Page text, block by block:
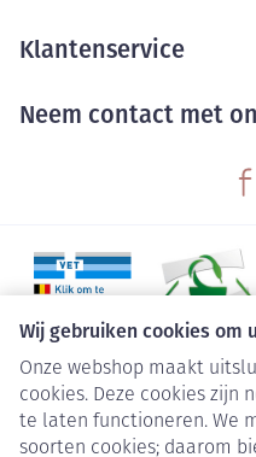
Wij gebruiken cookies om
Onze webshop maakt
cookies. Deze cookies zijn
te laten functioneren. We
soorten cookies; daarom
Klantenservice
Neem contact met
Juridische links